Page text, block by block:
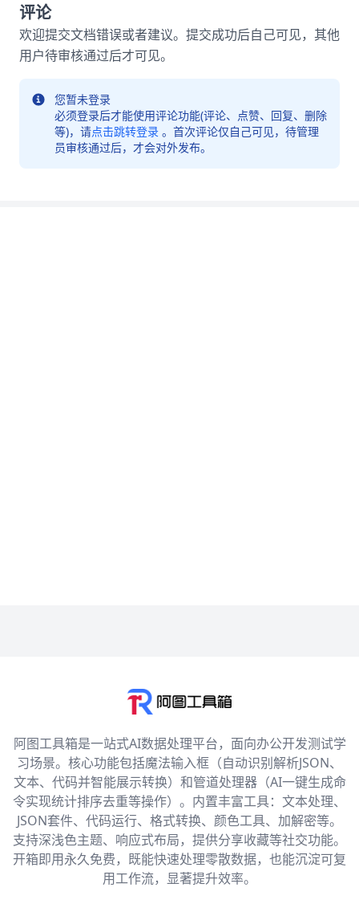
评论
欢迎提交文档错误或者建议。提交成功后自己可见，其他
用户待审核通过后才可见。
您暂未登录
必须登录后才能使用评论功能(评论、点赞、回复、删除
等)，请点击跳转登录 。首次评论仅自己可见，待管理
员审核通过后，才会对外发布。
阿图工具箱是一站式AI数据处理平台，面向办公开发测试学
习场景。核心功能包括魔法输入框（自动识别解析JSON、
文本、代码并智能展示转换）和管道处理器（AI一键生成命
令实现统计排序去重等操作）。内置丰富工具：文本处理、
JSON套件、代码运行、格式转换、颜色工具、加解密等。
支持深浅色主题、响应式布局，提供分享收藏等社交功能。
开箱即用永久免费，既能快速处理零散数据，也能沉淀可复
用工作流，显著提升效率。